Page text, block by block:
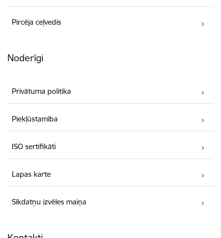
Pircēja ceļvedis
Noderīgi
Privātuma politika
Piekļūstamība
ISO sertifikāti
Lapas karte
Sīkdatņu izvēles maiņa